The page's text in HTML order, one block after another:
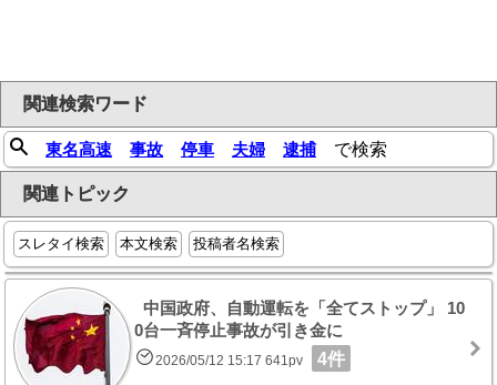
関連検索ワード
東名高速 事故 停車 夫婦 逮捕で検索
関連トピック
スレタイ検索 本文検索 投稿者名検索
中国政府、自動運転を「全てストップ」 10
0台一斉停止事故が引き金に
2026/05/12 15:17 641pv 4件